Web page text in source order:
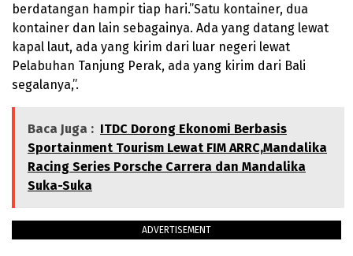
berdatangan hampir tiap hari.”Satu kontainer, dua
kontainer dan lain sebagainya. Ada yang datang lewat
kapal laut, ada yang kirim dari luar negeri lewat
Pelabuhan Tanjung Perak, ada yang kirim dari Bali
segalanya,”.
Baca Juga : ITDC Dorong Ekonomi Berbasis
Sportainment Tourism Lewat FIM ARRC,Mandalika
Racing Series Porsche Carrera dan Mandalika
Suka-Suka
ADVERTISEMENT